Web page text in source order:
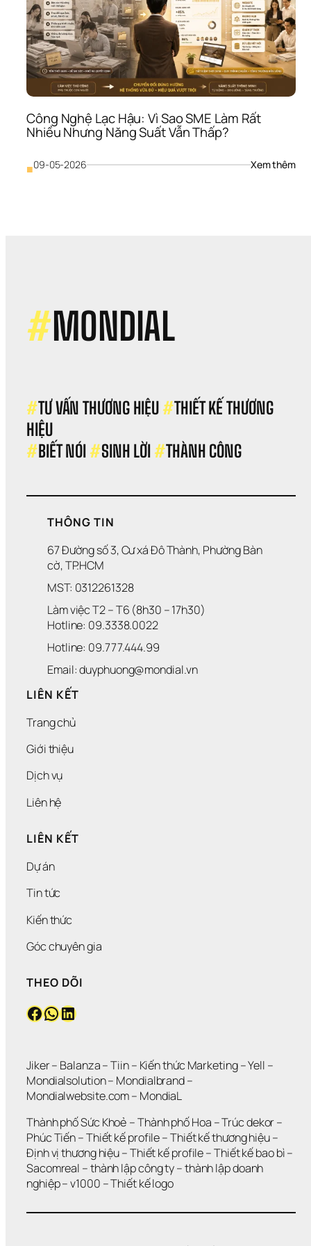
Công Nghệ Lạc Hậu: Vì Sao SME Làm Rất
Nhiều Nhưng Năng Suất Vẫn Thấp?
■09-05-2026 Xem thêm:
#MONDIAL
#TƯ VẤN THƯƠNG HIỆU #THIẾT KẾ THƯƠNG
HIỆU
#BIẾT NÓI #SINH LỜI #THÀNH CÔNG
THÔNG TIN
67 Đường số 3, Cư xá Đô Thành, Phường Bàn
cờ, TP.HCM
MST: 0312261328
Làm việc T2 – T6 (8h30 – 17h30)
Hotline: 09.3338.0022
Hotline: 09.777.444.99
Email: duyphuong@mondial.vn
LIÊN KẾT
Trang chủ
Giới thiệu
Dịch vụ
Liên hệ
LIÊN KẾT
Dự án
Tin tức
Kiến thức
Góc chuyên gia
THEO DÕI
Facebook WhatsApp LinkedIn
Jiker – Balanza – Tiin – Kiến thức Marketing – Yell
Mondialsolution – Mondialbrand
Mondialwebsite.com – MondiaL
Thành phố Sức Khoẻ – Thành phố Hoa – Trúc dekor
Phúc Tiến – Thiết kế profile – Thiết kế thương hiệu
Định vị thương hiệu – Thiết kế profile – Thiết kế bao bì
Sacomreal – thành lập công ty – thành lập doanh
nghiệp – v1000 – Thiết kế logo